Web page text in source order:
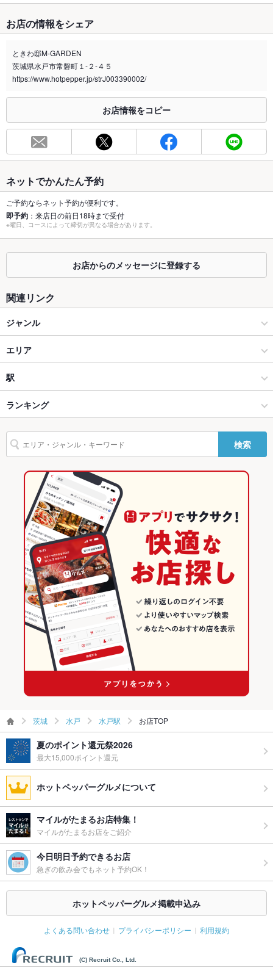
禁煙・喫煙
全席禁煙
情報はお店にお問い合わせください。
喫煙専用室 なし
お席
総席数 40席
最大宴会収
容人数
－
個室 あり
座敷 なし
ソファー なし
テラス席 なし
貸切 貸切不可
設備
Wi-Fi
バリアフリ
ー
なし
ください。
その他設備 －
その他
飲み放題 なし
食べ放題 なし
お子様連れ お子様連れ歓迎
ウェディン
グパーティ
－
プライズ対
可
お店の情報をシェア
ときわ邸M-GARDEN
茨城県水戸市常磐町１-２-４５
https://www.hotpepper.jp/strJ003390002/
お店情報をコピー
ネットでかんたん予約
ご予約ならネット予約が便利です。
即予約 ：来店日の前日18時まで受付
※曜日、コースによって締切が異なる場合があります。
お店からのメッセージに登録する
関連リンク
ジャンル
イタリアン・フレンチ
イタリアン
水戸 × イタリアン・フレンチ
水戸 × イタリアン
偕楽園駅 × イタリアン・フレンチ
偕楽園駅 × イタリアン
エリア
水戸駅
水戸駅 × イタリアン・フレンチ
水戸駅 × イタリアン
茨城
茨城 × イタリアン・フレンチ
茨城 × イタリアン
駅
偕楽園駅
ランキング
茨城のグルメランキング
茨城のイタリアン・フレンチランキング
茨城のイタリアンランキング
水戸のグルメランキング
水戸のイタリアン・フレンチランキング
水戸のイタリアンランキング
水戸駅のグルメランキング
水戸駅のイタリアン・フレンチランキング
水戸駅のイタリアンランキング
検索
茨城 水戸 水戸駅 お店TOP
夏のポイント還元祭2026
最大15,000ポイント還元
ホットペッパーグルメについて
マイルがたまるお店特集！
マイルがたまるお店をご紹介
今日明日予約できるお店
急ぎの飲み会でもネット予約OK！
ホットペッパーグルメ掲載申込み
よくある問い合わせ プライバシーポリシー 利用規約
(C) Recruit Co., Ltd.